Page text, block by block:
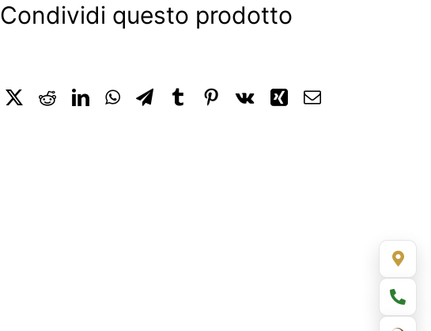
Condividi questo prodotto